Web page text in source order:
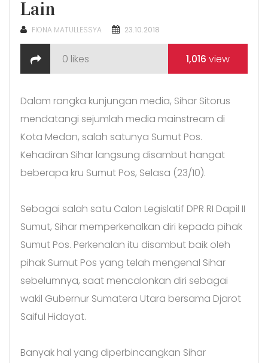
Lain
FIONA MATULLESSYA
POSTED
23.10.2018
0 likes 1,016 view
Dalam rangka kunjungan media, Sihar Sitorus
mendatangi sejumlah media mainstream di
Kota Medan, salah satunya Sumut Pos.
Kehadiran Sihar langsung disambut hangat
beberapa kru Sumut Pos, Selasa (23/10).
Sebagai salah satu Calon Legislatif DPR RI Dapil II
Sumut, Sihar memperkenalkan diri kepada pihak
Sumut Pos. Perkenalan itu disambut baik oleh
pihak Sumut Pos yang telah mengenal Sihar
sebelumnya, saat mencalonkan diri sebagai
wakil Gubernur Sumatera Utara bersama Djarot
Saiful Hidayat.
Banyak hal yang diperbincangkan Sihar